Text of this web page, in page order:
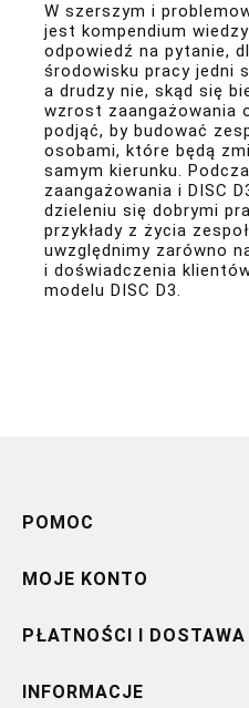
W szerszym i
jest kompendium
odpowiedź na pytanie,
środowisku pracy jedni
a drudzy nie, skąd się
wzrost zaangażowania
podjąć, by budować
osobami, które będą
samym kierunku.
zaangażowania i DISC
dzieleniu się dobrymi
przykłady z życia
uwzględnimy zarówno
i doświadczenia
modelu DISC D3.
POMOC
MOJE KONTO
PŁATNOŚCI I DOSTAWA
INFORMACJE